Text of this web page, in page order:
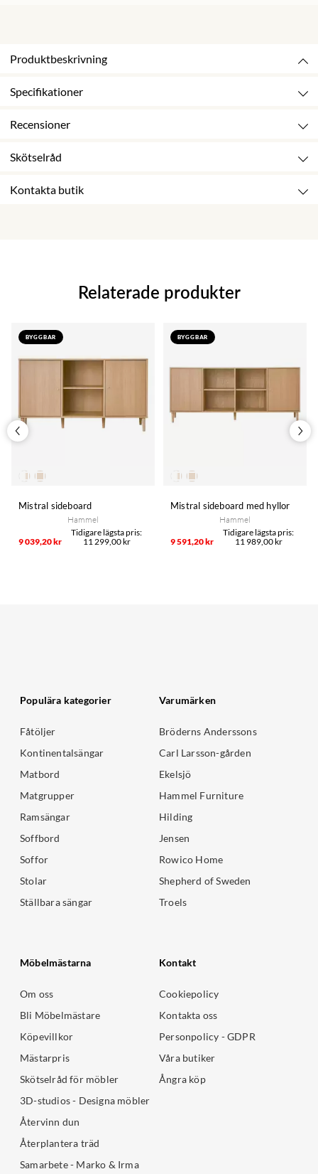
Produktbeskrivning
Specifikationer
Recensioner
Skötselråd
Kontakta butik
Relaterade produkter
BYGGBAR
Mistral sideboard
Hammel
9 039,20 kr 11 299,00 kr
BYGGBAR
Mistral sideboard med hyllor
Hammel
9 591,20 kr 11 989,00 kr
Populära kategorier
Fåtöljer
Kontinentalsängar
Matbord
Matgrupper
Ramsängar
Soffbord
Soffor
Stolar
Ställbara sängar
Varumärken
Bröderns Anderssons
Carl Larsson-gården
Ekelsjö
Hammel Furniture
Hilding
Jensen
Rowico Home
Shepherd of Sweden
Troels
Möbelmästarna
Om oss
Bli Möbelmästare
Köpevillkor
Mästarpris
Skötselråd för möbler
3D-studios - Designa möbler
Återvinn dun
Återplantera träd
Samarbete - Marko & Irma
Kontakt
Cookiepolicy
Kontakta oss
Personpolicy - GDPR
Våra butiker
Ångra köp